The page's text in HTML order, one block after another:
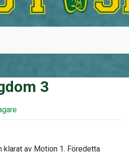
3
klarat av Motion 1. Föredetta